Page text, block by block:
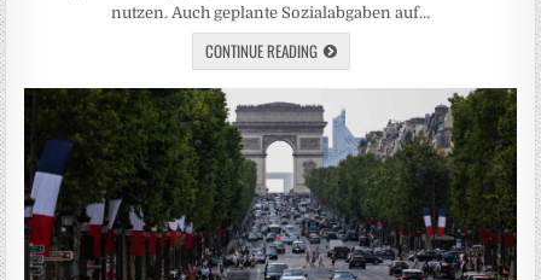
nutzen. Auch geplante Sozialabgaben auf…
CONTINUE READING